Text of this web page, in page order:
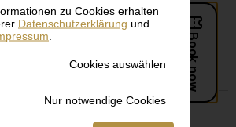
zu Cookies erhalten
Datenschutzerklärung und
Cookies auswählen
Nur notwendige Cookies
C D E F
G
J K L M
N
Q
U
Z